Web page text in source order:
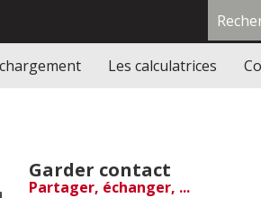
Les calculatrices
Garder contact
Partager, échanger, ...